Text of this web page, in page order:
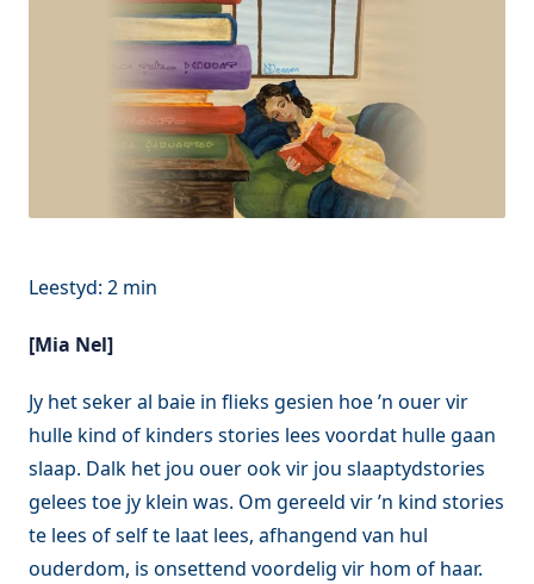
[Mia Nel]
Jy het seker al baie in flieks gesien hoe ’n ouer vir
hulle kind of kinders stories lees voordat hulle gaan
slaap. Dalk het jou ouer ook vir jou slaaptydstories
gelees toe jy klein was. Om gereeld vir ’n kind stories
te lees of self te laat lees, afhangend van hul
ouderdom, is onsettend voordelig vir hom of haar.